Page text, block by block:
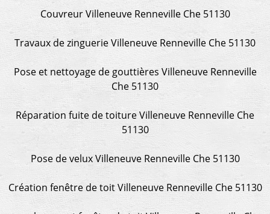
Couvreur Villeneuve Renneville Che 51130
Travaux de zinguerie Villeneuve Renneville Che 51130
Pose et nettoyage de gouttières Villeneuve Renneville
Che 51130
Réparation fuite de toiture Villeneuve Renneville Che
51130
Pose de velux Villeneuve Renneville Che 51130
Création fenêtre de toit Villeneuve Renneville Che 51130